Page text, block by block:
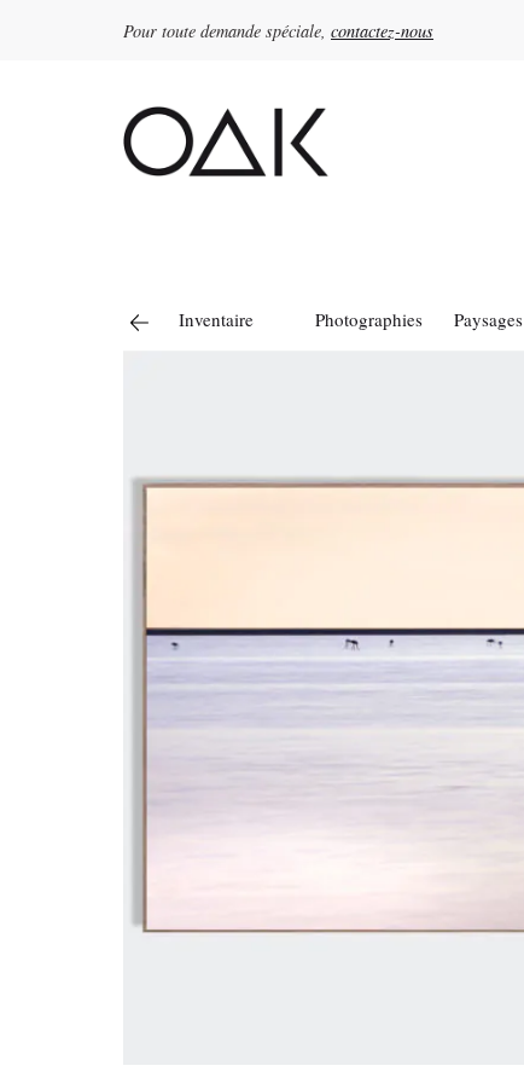
Pour toute demande spéciale, contactez-nous
Rechercher :
Inventaire Photographies Paysages